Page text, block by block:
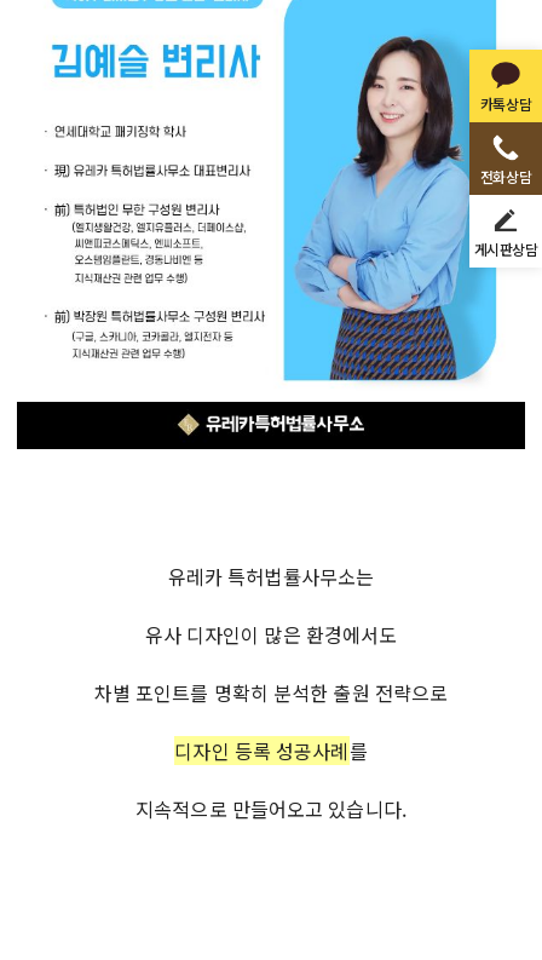
카톡상담
전화상담
게시판상담
유레카 특허법률사무소는
유사 디자인이 많은 환경에서도
차별 포인트를 명확히 분석한 출원 전략으로
디자인 등록 성공사례를
지속적으로 만들어오고 있습니다.